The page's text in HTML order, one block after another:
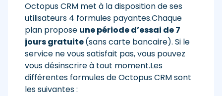
Octopus CRM met à la disposition de ses
utilisateurs 4 formules payantes.Chaque
plan propose une période d’essai de 7
jours gratuite(sans carte bancaire). Si le
service ne vous satisfait pas, vous pouvez
vous désinscrire à tout moment.Les
différentes formules de Octopus CRM sont
les suivantes :